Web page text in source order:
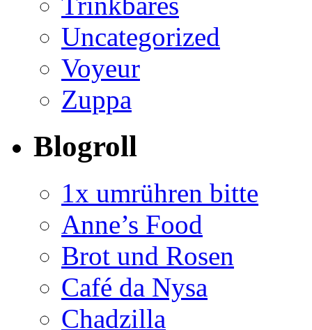
Uncategorized
Voyeur
Zuppa
Blogroll
1x umrühren bitte
Anne’s Food
Brot und Rosen
Café da Nysa
Chadzilla